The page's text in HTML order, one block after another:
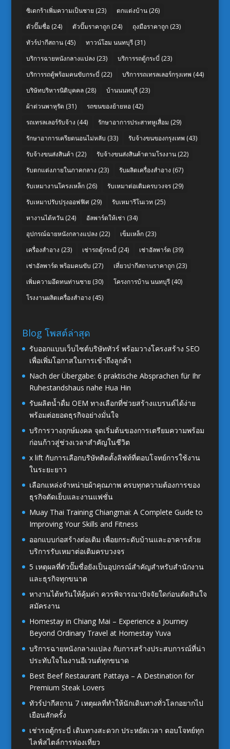
ซิเดกร้าเพิ่มความเป็นชาย (23) ตกแต่งบ้าน(26)
ตัวปั๊มชื่อ(24) ตัวปั๊มราคาถูก(24) ถุงมือราคาถูก(23)
ทัวร์ปากีสถาน(45) ทาวน์โฮม นนทบุรี(31)
บริการฉายหนังกลางแปลง (23) บริการรถตู้กระบี่ (23)
บริการรถตู้พร้อมคนขับกระบี่ (22) บริการรถเทรลเลอร์กรุงเทพ (44)
บริษัทบริหารนิติบุคคล(28) บ้านนนทบุรี(23)
ผ้าต่วนพาหุรัด (31) รถขนของย้ายหอ(42)
รถเทรลเลอร์รับจ้าง (44) รักษาอาการประสาทหูเสื่อม (29)
รักษาอาการเครียดนอนไม่หลับ (33) รับจ้างขนของกรุงเทพ (43)
รับจ้างขนส่งสินค้า (22) รับจ้างขนส่งสินค้าตามโรงงาน(22)
รับตกแต่งภายในภาคกลาง (23) รับผลิตเครื่องสำอาง (67)
รับเหมางานโครงเหล็ก(26) รับเหมาต่อเติมครบวงจร(29)
รับเหมาปรับปรุงออฟฟิศ(29) รับเหมารีโนเวท (25)
หางานไต้หวัน(24) อัลพาร์ดให้เช่า (34)
อุปกรณ์ฉายหนังกลางแปลง (22) เข็มเหล็ก(23)
เครื่องสำอาง (23) เช่ารถตู้กระบี่ (24) เช่าอัลพาร์ด (39)
เช่าอัลพาร์ด พร้อมคนขับ (27) เที่ยวปากีสถานราคาถูก(23)
เพิ่มความอึดทนท่านชาย (30) โครงการบ้าน นนทบุรี(40)
โรงงานผลิตเครื่องสำอาง (45)
Blog โพสต์ล่าสุด
รับออกแบบเว็บไซต์บริษัททัวร์ พร้อมวางโครงสร้าง SEO
เพื่อเพิ่มโอกาสในการเข้าถึงลูกค้า
Nach der Übergabe: 6 praktische Absprachen für Ihr
Ruhestandshaus nahe Hua Hin
รับผลิตน้ำดื่ม OEM ทางเลือกที่ช่วยสร้างแบรนด์ได้ง่าย
พร้อมต่อยอดธุรกิจอย่างมั่นใจ
บริการวางฤกษ์มงคล จุดเริ่มต้นของการเตรียมความพร้อม
ก่อนก้าวสู่ช่วงเวลาสำคัญในชีวิต
x lift กับการเลือกบริษัทติดตั้งลิฟท์ที่ตอบโจทย์การใช้งาน
ในระยะยาว
เลือกแหล่งจำหน่ายผ้าคุณภาพ ครบทุกความต้องการของ
ธุรกิจตัดเย็บและงานแฟชั่น
Muay Thai Training Chiangmai: A Complete Guide to
Improving Your Skills and Fitness
ออกแบบก่อสร้างต่อเติม เพื่อยกระดับบ้านและอาคารด้วย
บริการรับเหมาต่อเติมครบวงจร
5 เหตุผลที่ตัวปั๊มชื่อยังเป็นอุปกรณ์สำคัญสำหรับสำนักงาน
และธุรกิจทุกขนาด
หางานไต้หวันให้คุ้มค่า ควรพิจารณาปัจจัยใดก่อนตัดสินใจ
สมัครงาน
Homestay in Chiang Mai – Experience a Journey
Beyond Ordinary Travel at Homestay Yuva
บริการฉายหนังกลางแปลง กับการสร้างประสบการณ์ที่น่า
ประทับใจในงานอีเวนต์ทุกขนาด
Best Beef Restaurant Pattaya – A Destination for
Premium Steak Lovers
ทัวร์ปากีสถาน 7 เหตุผลที่ทำให้นักเดินทางทั่วโลกอยากไป
เยือนสักครั้ง
เช่ารถตู้กระบี่ เดินทางสะดวก ประหยัดเวลา ตอบโจทย์ทุก
ไลฟ์สไตล์การท่องเที่ยว